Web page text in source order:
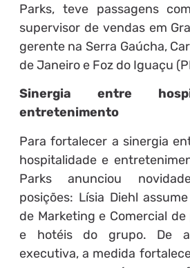
Parks, teve passagens
supervisor de vendas em
gerente na Serra Gaúcha,
de Janeiro e Foz do Iguaçu
Sinergia entre
entretenimento
Para fortalecer a sinergia
hospitalidade e
Parks anunciou
posições: Lísia Diehl
de Marketing e Comercial
e hotéis do grupo. De
executiva, a medida